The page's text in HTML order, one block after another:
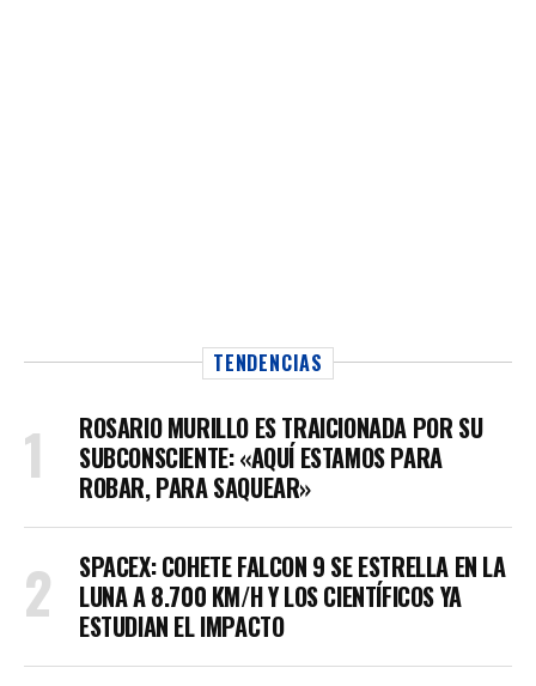
TENDENCIAS
ROSARIO MURILLO ES TRAICIONADA POR SU
SUBCONSCIENTE: «AQUÍ ESTAMOS PARA
ROBAR, PARA SAQUEAR»
SPACEX: COHETE FALCON 9 SE ESTRELLA EN LA
LUNA A 8.700 KM/H Y LOS CIENTÍFICOS YA
ESTUDIAN EL IMPACTO